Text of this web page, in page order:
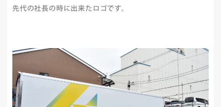
先代の社長の時に出来たロゴです。